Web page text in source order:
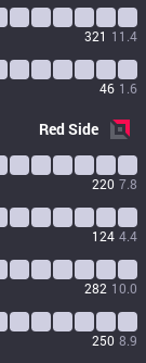
321 11.4
46 1.6
RedSide
220 7.8
124 4.4
282 10.0
250 8.9